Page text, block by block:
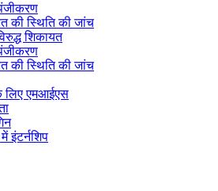
की स्थिति की जांच
शिकायत
की स्थिति की जांच
लिए एमआईएस
इंटर्नशिप